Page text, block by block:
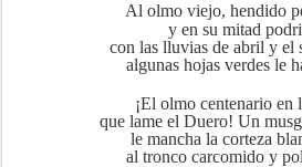
Al olmo viejo, hendido
y en su mitad
con las lluvias de abril y el
algunas hojas verdes le
¡El olmo centenario en
que lame el Duero! Un
le mancha la corteza
al tronco carcomido y